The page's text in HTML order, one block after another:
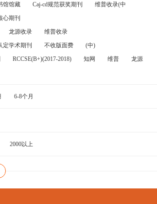
馆馆藏 Caj-cd规范获奖期刊
维普收录(中
心期刊
龙源收录
维普收录
定学术期刊 不收版面费
(中)
RCCSE(B+)(2017-2018) 知网 维普
龙源
6-8个月
2000以上